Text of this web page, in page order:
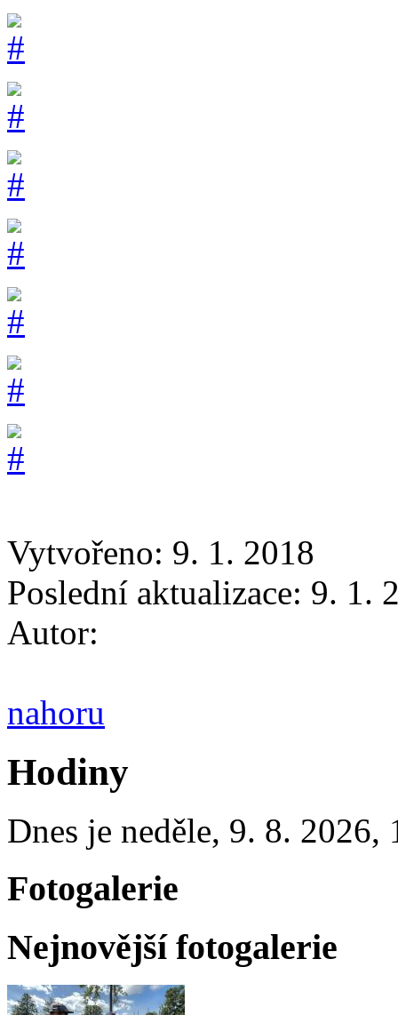
Vytvořeno: 9. 1. 2018
Poslední aktualizace: 9. 1.
Autor:
nahoru
Hodiny
Dnes je neděle, 9. 8. 2026,
Fotogalerie
Nejnovější fotogalerie